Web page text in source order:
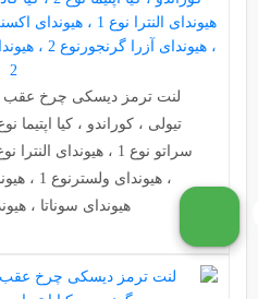
لنت ترمز دیسکی چرخ عقب
هیوندای سوناتا ،